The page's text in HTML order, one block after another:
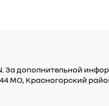
За дополнительной
МО, Красногорский